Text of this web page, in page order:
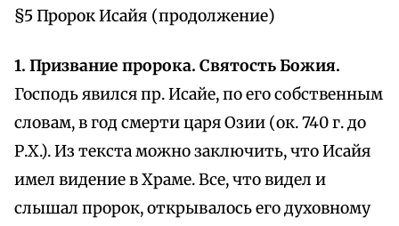
§5 Пророк Исайя (продолжение)
1. Призвание пророка. Святость Божия.
Господь явился пр. Исайе, по его собственным
словам, в год смерти царя Озии (ок. 740 г. до
Р.Х.). Из текста можно заключить, что Исайя
имел видение в Храме. Все, что видел и
слышал пророк, открывалось его духовному